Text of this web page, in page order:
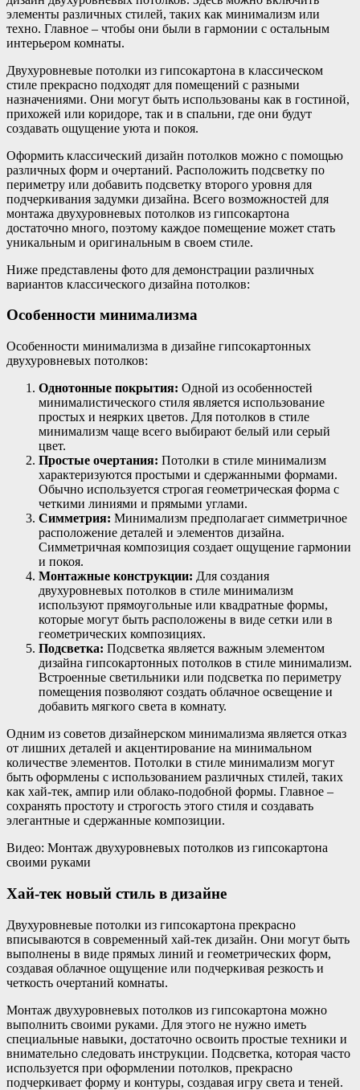
элементы различных стилей, таких как минимализм или
техно. Главное – чтобы они были в гармонии с остальным
интерьером комнаты.
Двухуровневые потолки из гипсокартона в классическом
стиле прекрасно подходят для помещений с разными
назначениями. Они могут быть использованы как в гостиной,
прихожей или коридоре, так и в спальни, где они будут
создавать ощущение уюта и покоя.
Оформить классический дизайн потолков можно с помощью
различных форм и очертаний. Расположить подсветку по
периметру или добавить подсветку второго уровня для
подчеркивания задумки дизайна. Всего возможностей для
монтажа двухуровневых потолков из гипсокартона
достаточно много, поэтому каждое помещение может стать
уникальным и оригинальным в своем стиле.
Ниже представлены фото для демонстрации различных
вариантов классического дизайна потолков:
Особенности минимализма
Особенности минимализма в дизайне гипсокартонных
двухуровневых потолков:
Однотонные покрытия: Одной из особенностей
минималистического стиля является использование
простых и неярких цветов. Для потолков в стиле
минимализм чаще всего выбирают белый или серый
цвет.
Простые очертания: Потолки в стиле минимализм
характеризуются простыми и сдержанными формами.
Обычно используется строгая геометрическая форма с
четкими линиями и прямыми углами.
Симметрия: Минимализм предполагает симметричное
расположение деталей и элементов дизайна.
Симметричная композиция создает ощущение гармонии
и покоя.
Монтажные конструкции: Для создания
двухуровневых потолков в стиле минимализм
используют прямоугольные или квадратные формы,
которые могут быть расположены в виде сетки или в
геометрических композициях.
Подсветка: Подсветка является важным элементом
дизайна гипсокартонных потолков в стиле минимализм.
Встроенные светильники или подсветка по периметру
помещения позволяют создать облачное освещение и
добавить мягкого света в комнату.
Одним из советов дизайнерском минимализма является отказ
от лишних деталей и акцентирование на минимальном
количестве элементов. Потолки в стиле минимализм могут
быть оформлены с использованием различных стилей, таких
как хай-тек, ампир или облако-подобной формы. Главное –
сохранять простоту и строгость этого стиля и создавать
элегантные и сдержанные композиции.
Видео: Монтаж двухуровневых потолков из гипсокартона
своими руками
Хай-тек новый стиль в дизайне
Двухуровневые потолки из гипсокартона прекрасно
вписываются в современный хай-тек дизайн. Они могут быть
выполнены в виде прямых линий и геометрических форм,
создавая облачное ощущение или подчеркивая резкость и
четкость очертаний комнаты.
Монтаж двухуровневых потолков из гипсокартона можно
выполнить своими руками. Для этого не нужно иметь
специальные навыки, достаточно освоить простые техники и
внимательно следовать инструкции. Подсветка, которая часто
используется при оформлении потолков, прекрасно
подчеркивает форму и контуры, создавая игру света и теней.